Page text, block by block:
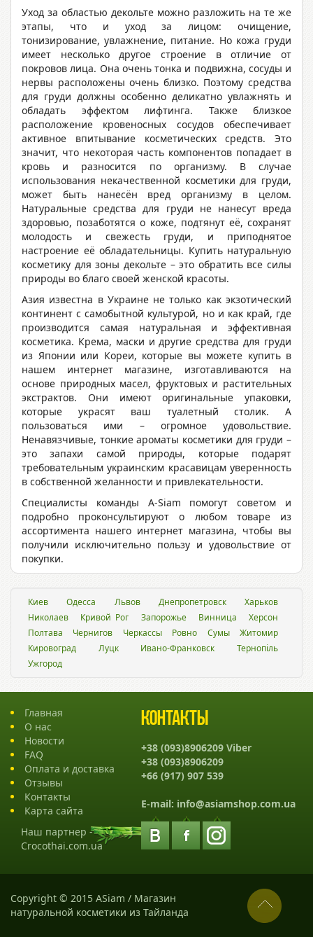
Уход за областью декольте можно разложить на те же
этапы, что и уход за лицом: очищение,
тонизирование, увлажнение, питание. Но кожа груди
имеет несколько другое строение в отличие от
покровов лица. Она очень тонка и подвижна, сосуды и
нервы расположены очень близко. Поэтому средства
для груди должны особенно деликатно увлажнять и
обладать эффектом лифтинга. Также близкое
расположение кровеносных сосудов обеспечивает
активное впитывание косметических средств. Это
значит, что некоторая часть компонентов попадает в
кровь и разносится по организму. В случае
использования некачественной косметики для груди,
может быть нанесён вред организму в целом.
Натуральные средства для груди не нанесут вреда
здоровью, позаботятся о коже, подтянут её, сохранят
молодость и свежесть груди, и приподнятое
настроение её обладательницы. Купить натуральную
косметику для зоны декольте – это обратить все силы
природы во благо своей женской красоты.
Азия известна в Украине не только как экзотический
континент с самобытной культурой, но и как край, где
производится самая натуральная и эффективная
косметика. Крема, маски и другие средства для груди
из Японии или Кореи, которые вы можете купить в
нашем интернет магазине, изготавливаются на
основе природных масел, фруктовых и растительных
экстрактов. Они имеют оригинальные упаковки,
которые украсят ваш туалетный столик. А
пользоваться ими – огромное удовольствие.
Ненавязчивые, тонкие ароматы косметики для груди –
это запахи самой природы, которые подарят
требовательным украинским красавицам уверенность
в собственной желанности и привлекательности.
Специалисты команды A-Siam помогут советом и
подробно проконсультируют о любом товаре из
ассортимента нашего интернет магазина, чтобы вы
получили исключительно пользу и удовольствие от
покупки.
Киев Одесса Львов Днепропетровск
Харьков
Николаев
Кривой Рог Запорожье Винница
Херсон
Полтава
Чернигов Черкассы Ровно Сумы
Житомир
Кировоград
Луцк Ивано-Франковск
Тернопіль
Ужгород
Главная
О нас
Новости
FAQ
Оплата и доставка
Отзывы
Контакты
Карта сайта
Наш партнер -
Crocothai.com.ua
Контакты
+38 (093)8906209 Viber
+38 (093)8906209
+66 (917) 907 539
E-mail: info@asiamshop.com.ua
Copyright © 2015 ASiam / Магазин
натуральной косметики из Тайланда